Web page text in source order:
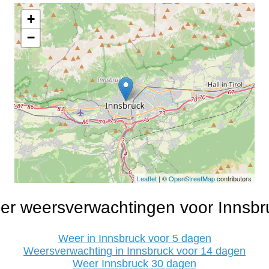
+
−
Leaflet | ©OpenStreetMapcontributors
weersverwachtingen voor
Weer in Innsbruck voor 5 dagen
Weersverwachting in Innsbruck voor 14 dagen
Weer Innsbruck 30 dagen